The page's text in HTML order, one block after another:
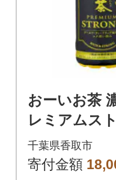
おーいお茶
レミアムス
470ml 48本(2
ぺットボトル
千葉県香取市
寄付金額